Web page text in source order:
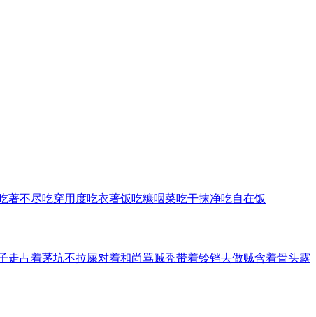
著不尽吃穿用度吃衣著饭吃糠咽菜吃干抹净吃自在饭
走占着茅坑不拉屎对着和尚骂贼秃带着铃铛去做贼含着骨头露